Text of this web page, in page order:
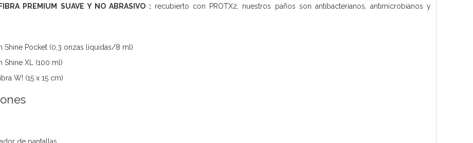
PREMIUM SUAVE Y NO ABRASIVO : recubierto con PROTX2, nuestros paños son antibacterianos, antimicrobianos y
Shine Pocket (0,3 onzas líquidas/8 ml)
Shine XL (100 ml)
W! (15 x 15 cm)